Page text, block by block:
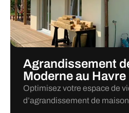
Agrandissement
Moderne au Havre
Optimisez votre espace de
d’agrandissement de